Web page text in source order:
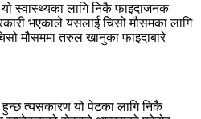
स्वास्थ्यका लागि निकै फाइदाजनक
भएकाले यसलाई चिसो मौसमका लागि
मौसममा तरुल खानुका फाइदाबारे
त्यसकारण यो पेटका लागि निकै